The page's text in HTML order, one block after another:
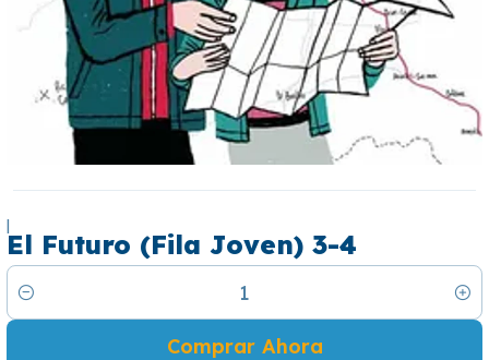
|
El Futuro (Fila Joven) 3-4
Cantidad
Comprar Ahora